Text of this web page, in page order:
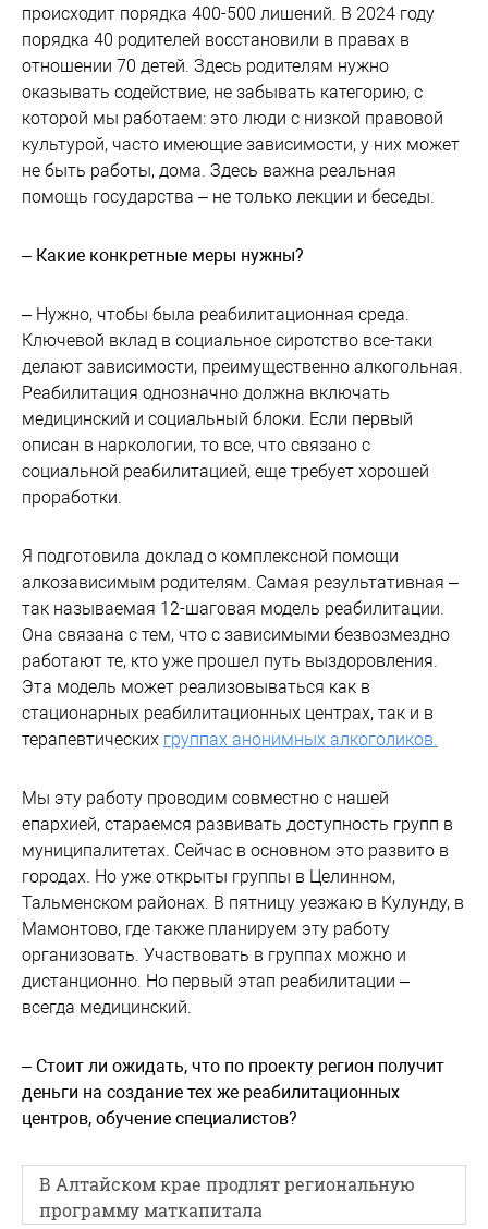
происходит порядка 400-500 лишений. В 2024 году
порядка 40 родителей восстановили в правах в
отношении 70 детей. Здесь родителям нужно
оказывать содействие, не забывать категорию, с
которой мы работаем: это люди с низкой правовой
культурой, часто имеющие зависимости, у них может
не быть работы, дома. Здесь важна реальная
помощь государства – не только лекции и беседы.
– Какие конкретные меры нужны?
– Нужно, чтобы была реабилитационная среда.
Ключевой вклад в социальное сиротство все-таки
делают зависимости, преимущественно алкогольная.
Реабилитация однозначно должна включать
медицинский и социальный блоки. Если первый
описан в наркологии, то все, что связано с
социальной реабилитацией, еще требует хорошей
проработки.
Я подготовила доклад о комплексной помощи
алкозависимым родителям. Самая результативная –
так называемая 12-шаговая модель реабилитации.
Она связана с тем, что с зависимыми безвозмездно
работают те, кто уже прошел путь выздоровления.
Эта модель может реализовываться как в
стационарных реабилитационных центрах, так и в
терапевтических группах анонимных алкоголиков.
Мы эту работу проводим совместно с нашей
епархией, стараемся развивать доступность групп в
муниципалитетах. Сейчас в основном это развито в
городах. Но уже открыты группы в Целинном,
Тальменском районах. В пятницу уезжаю в Кулунду, в
Мамонтово, где также планируем эту работу
организовать. Участвовать в группах можно и
дистанционно. Но первый этап реабилитации –
всегда медицинский.
– Стоит ли ожидать, что по проекту регион получит
деньги на создание тех же реабилитационных
центров, обучение специалистов?
В Алтайском крае продлят региональную
программу маткапитала